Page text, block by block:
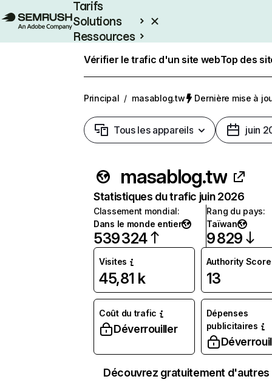
Tarifs
Solutions
Ressources
Vérifier le trafic d'un site webTop des
Principal / masablog.tw Dernière mise à
Tous les appareils juin
masablog.tw
Statistiques du trafic juin 2026
Classement mondial:
Dans le monde entier
539 324
Rang du pays:
Taïwan
9 829
Visites
45,81 k
Authority Score
13
Coût du trafic
Déverrouiller
Dépenses
publicitaires
Découvrez gratuitement d'autres